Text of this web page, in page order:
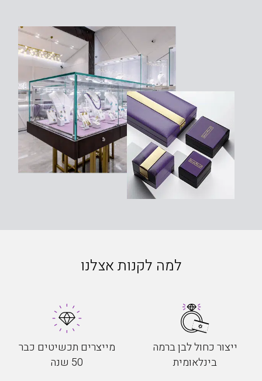
למה לקנות אצלנו
ייצור כחול לבן ברמה
בינלאומית
מייצרים תכשיטים כבר
50 שנה